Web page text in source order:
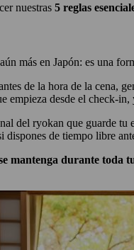
nuestras 5 reglas
más en Japón: es una
de la hora de la cena,
empieza desde el check-
del ryokan que guarde tu
de tiempo libre
mantenga durante toda